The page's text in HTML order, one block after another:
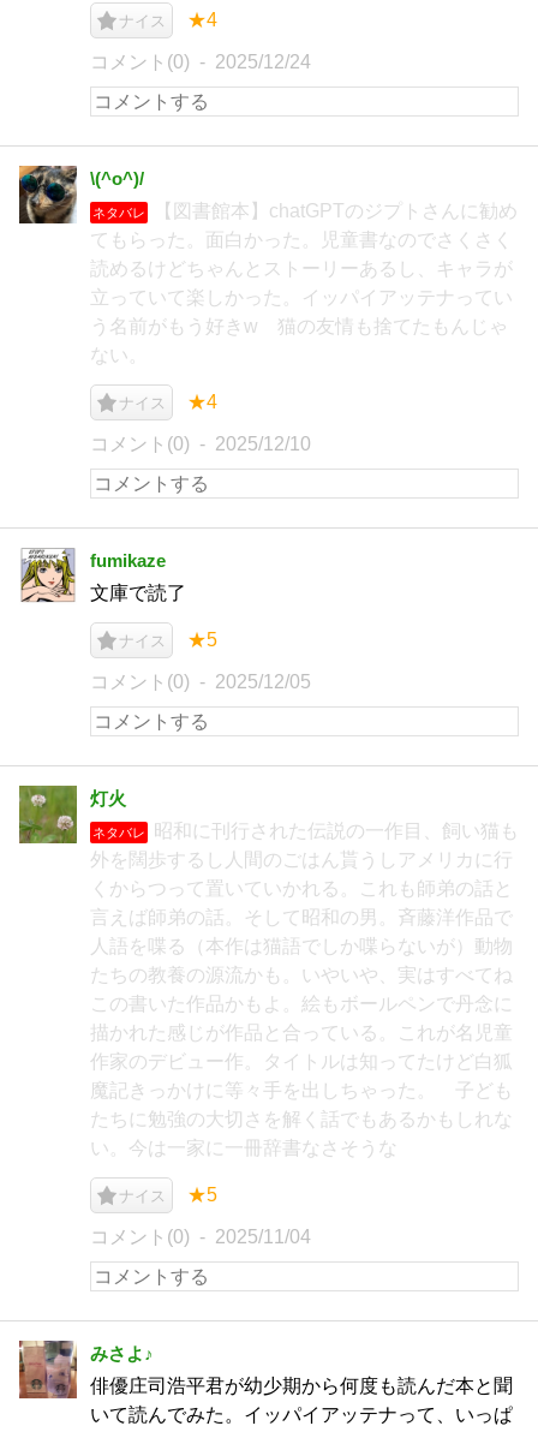
ナイス ★4
コメント(0) 2025/12/24
\(^o^)/
ネタバレ
【図書館本】chatGPTのジプトさんに勧め
てもらった。面白かった。児童書なのでさくさく
読めるけどちゃんとストーリーあるし、キャラが
立っていて楽しかった。イッパイアッテナってい
う名前がもう好きw 猫の友情も捨てたもんじゃ
ない。
ナイス ★4
コメント(0) 2025/12/10
fumikaze
文庫で読了
ナイス ★5
コメント(0) 2025/12/05
灯火
ネタバレ
昭和に刊行された伝説の一作目、飼い猫も
外を闊歩するし人間のごはん貰うしアメリカに行
くからつって置いていかれる。これも師弟の話と
言えば師弟の話。そして昭和の男。斉藤洋作品で
人語を喋る（本作は猫語でしか喋らないが）動物
たちの教養の源流かも。いやいや、実はすべてね
この書いた作品かもよ。絵もボールペンで丹念に
描かれた感じが作品と合っている。これが名児童
作家のデビュー作。タイトルは知ってたけど白狐
魔記きっかけに等々手を出しちゃった。 子ども
たちに勉強の大切さを解く話でもあるかもしれな
い。今は一家に一冊辞書なさそうな
ナイス ★5
コメント(0) 2025/11/04
みさよ♪
俳優庄司浩平君が幼少期から何度も読んだ本と聞
いて読んでみた。イッパイアッテナって、いっぱ